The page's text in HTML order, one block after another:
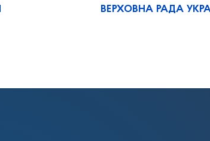
ВЕРХОВНА РАДА